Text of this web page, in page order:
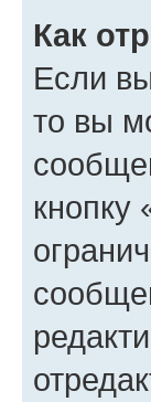
Как
Если
то вы
кнопку